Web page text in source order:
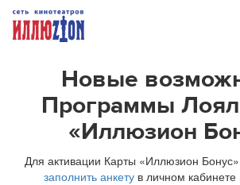
Новые
Программы
«Иллюзион
Для активации Карты «Иллюзион
заполнить анкету в личном